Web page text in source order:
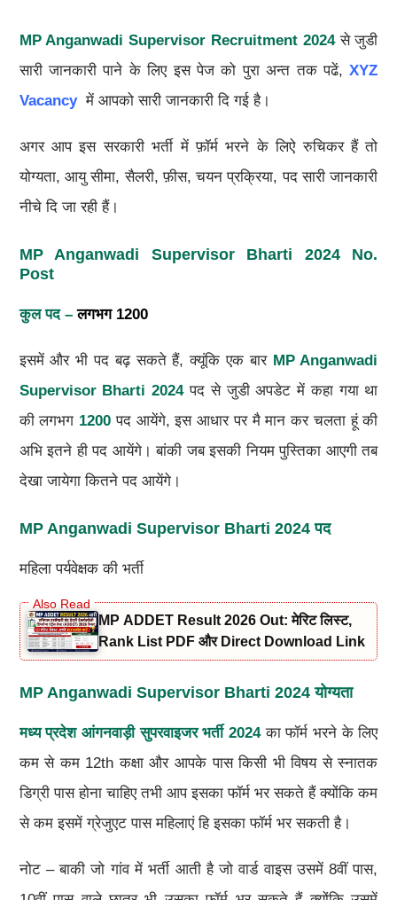
MP Anganwadi Supervisor Recruitment 2024से जुडी
सारी जानकारी पाने के लिए इस पेज को पुरा अन्त तक पढें,XYZ
Vacancy में आपको सारी जानकारी दि गई है।
अगर आप इस सरकारी भर्ती में फ़ॉर्म भरने के लिऐ रुचिकर हैं तो
योग्यता, आयु सीमा, सैलरी, फ़ीस, चयन प्रक्रिया, पद सारी जानकारी
नीचे दि जा रही हैं।
MP Anganwadi Supervisor Bharti 2024 No.
Post
कुल पद –लगभग 1200
इसमें और भी पद बढ़ सकते हैं, क्यूंकि एक बार MP Anganwadi
Supervisor Bharti 2024पद से जुडी अपडेट में कहा गया था
की लगभग 1200 पद आयेंगे, इस आधार पर मै मान कर चलता हूं की
अभि इतने ही पद आयेंगे। बांकी जब इसकी नियम पुस्तिका आएगी तब
देखा जायेगा कितने पद आयेंगे।
MP Anganwadi Supervisor Bharti 2024 पद
महिला पर्यवेक्षक की भर्ती
MP ADDET Result 2026 Out: मेरिट लिस्ट,
Rank List PDF और Direct Download Link
MP Anganwadi Supervisor Bharti 2024 योग्यता
मध्य प्रदेश आंगनवाड़ी सुपरवाइजर भर्ती 2024का फॉर्म भरने के लिए
कम से कम 12th कक्षा और आपके पास किसी भी विषय से स्नातक
डिग्री पास होना चाहिए तभी आप इसका फॉर्म भर सकते हैं क्योंकि कम
से कम इसमें ग्रेजुएट पास महिलाएं हि इसका फॉर्म भर सकती है।
नोट – बाकी जो गांव में भर्ती आती है जो वार्ड वाइस उसमें 8वीं पास,